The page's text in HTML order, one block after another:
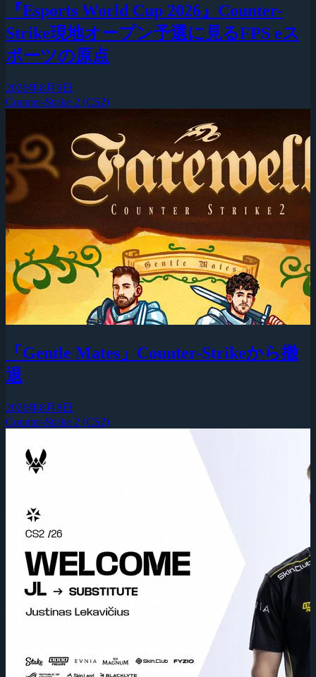
『Esports World Cup 2026』Counter-
Strike現地オープン予選に見るFPS eス
ポーツの原点
2026年8月9日
Counter-Strike 2 (CS2)
「Gentle Mates」Counter-Strikeから撤
退
2026年8月8日
Counter-Strike 2 (CS2)